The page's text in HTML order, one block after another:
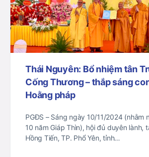
Thái Nguyên: Bổ nhiệm tân
Cống Thương – thắp sáng
Hoằng pháp
PGĐS – Sáng ngày 10/11/2024 (nhằm
10 năm Giáp Thìn), hội đủ duyên lành,
Hồng Tiến, TP. Phổ Yên, tỉnh…